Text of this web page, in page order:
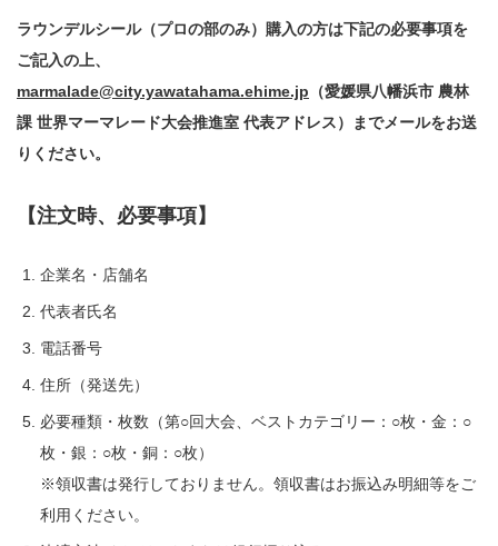
ラウンデルシール（プロの部のみ）購入の方は下記の必要事項を
ご記入の上、
marmalade@city.yawatahama.ehime.jp （愛媛県八幡浜市 農林
課 世界マーマレード大会推進室 代表アドレス）までメールをお送
りください。
【注文時、必要事項】
企業名・店舗名
代表者氏名
電話番号
住所（発送先）
必要種類・枚数（第○回大会、ベストカテゴリー：○枚・金：○
枚・銀：○枚・銅：○枚）
※領収書は発行しておりません。領収書はお振込み明細等をご
利用ください。